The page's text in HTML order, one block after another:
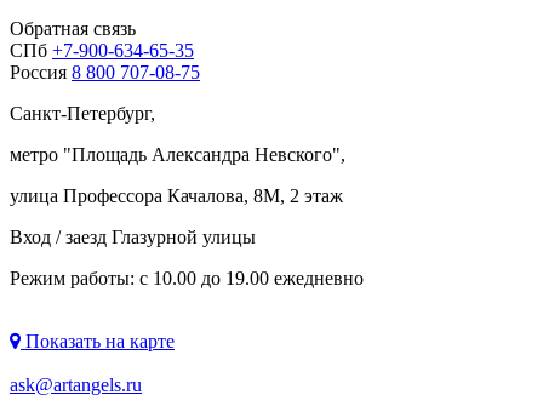
Обратная связь
СПб +7-900-634-65-35
Россия 8 800 707-08-75
Санкт-Петербург,
метро "Площадь Александра Невского",
улица Профессора Качалова, 8М, 2 этаж
Вход / заезд Глазурной улицы
Режим работы: с 10.00 до 19.00 ежедневно
Показать на карте
ask@artangels.ru